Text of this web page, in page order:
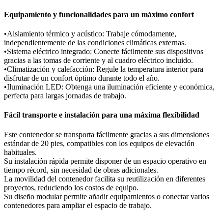
Equipamiento y funcionalidades para un máximo confort
•Aislamiento térmico y acústico: Trabaje cómodamente,
independientemente de las condiciones climáticas externas.
•Sistema eléctrico integrado: Conecte fácilmente sus dispositivos
gracias a las tomas de corriente y al cuadro eléctrico incluido.
•Climatización y calefacción: Regule la temperatura interior para
disfrutar de un confort óptimo durante todo el año.
•Iluminación LED: Obtenga una iluminación eficiente y económica,
perfecta para largas jornadas de trabajo.
Fácil transporte e instalación para una máxima flexibilidad
Este contenedor se transporta fácilmente gracias a sus dimensiones
estándar de 20 pies, compatibles con los equipos de elevación
habituales.
Su instalación rápida permite disponer de un espacio operativo en
tiempo récord, sin necesidad de obras adicionales.
La movilidad del contenedor facilita su reutilización en diferentes
proyectos, reduciendo los costos de equipo.
Su diseño modular permite añadir equipamientos o conectar varios
contenedores para ampliar el espacio de trabajo.